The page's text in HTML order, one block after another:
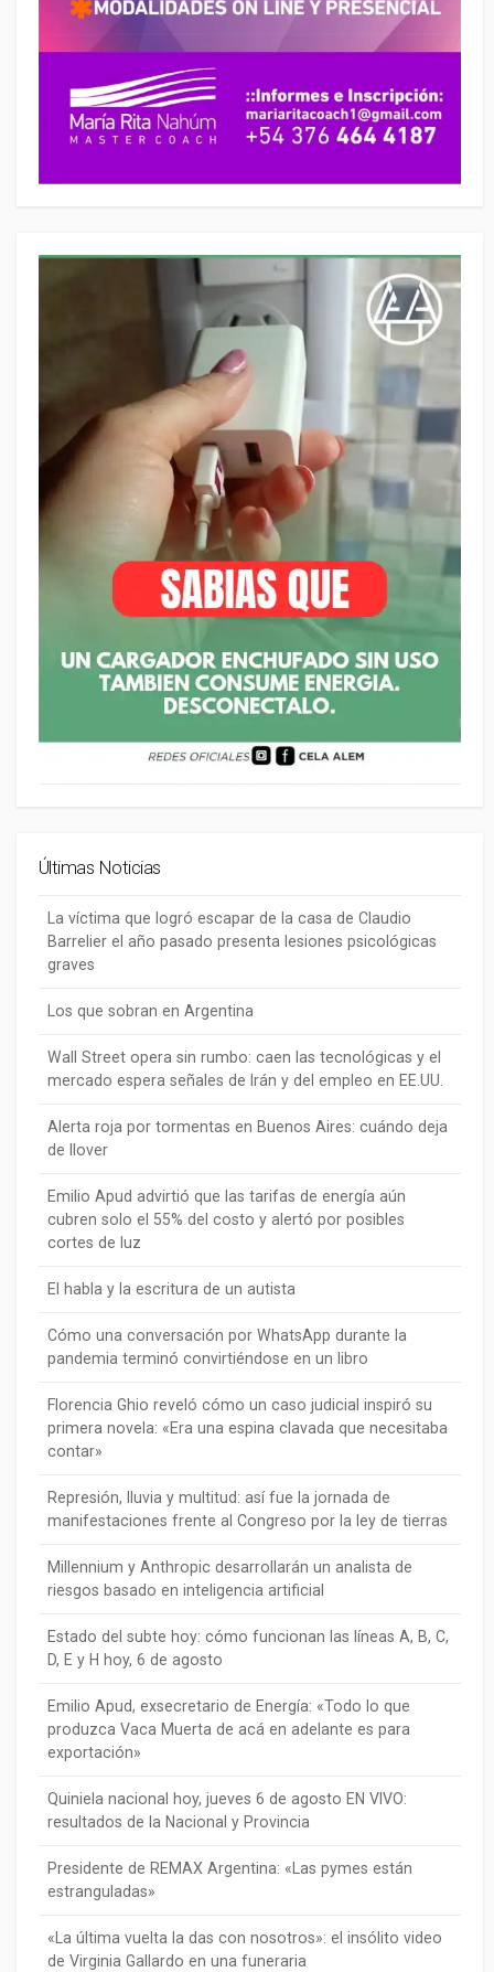
Últimas Noticias
La víctima que logró escapar de la casa de Claudio
Barrelier el año pasado presenta lesiones psicológicas
graves
Los que sobran en Argentina
Wall Street opera sin rumbo: caen las tecnológicas y el
mercado espera señales de Irán y del empleo en EE.UU.
Alerta roja por tormentas en Buenos Aires: cuándo deja
de llover
Emilio Apud advirtió que las tarifas de energía aún
cubren solo el 55% del costo y alertó por posibles
cortes de luz
El habla y la escritura de un autista
Cómo una conversación por WhatsApp durante la
pandemia terminó convirtiéndose en un libro
Florencia Ghio reveló cómo un caso judicial inspiró su
primera novela: «Era una espina clavada que necesitaba
contar»
Represión, lluvia y multitud: así fue la jornada de
manifestaciones frente al Congreso por la ley de tierras
Millennium y Anthropic desarrollarán un analista de
riesgos basado en inteligencia artificial
Estado del subte hoy: cómo funcionan las líneas A, B, C,
D, E y H hoy, 6 de agosto
Emilio Apud, exsecretario de Energía: «Todo lo que
produzca Vaca Muerta de acá en adelante es para
exportación»
Quiniela nacional hoy, jueves 6 de agosto EN VIVO:
resultados de la Nacional y Provincia
Presidente de REMAX Argentina: «Las pymes están
estranguladas»
«La última vuelta la das con nosotros»: el insólito video
de Virginia Gallardo en una funeraria